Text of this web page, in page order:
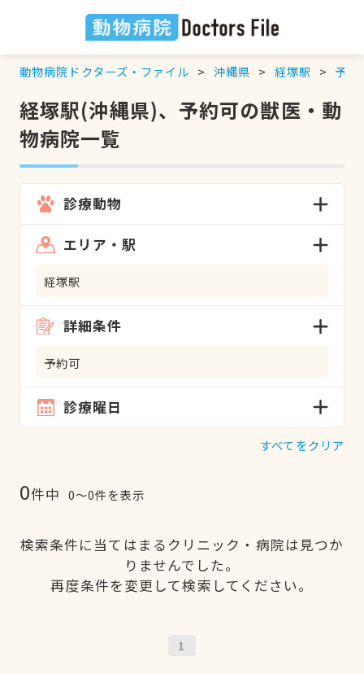
動物病院ドクターズ・ファイル 沖縄県 経塚駅 予約
経塚駅(沖縄県)、予約可の獣医・動
物病院一覧
診療動物
エリア・駅
経塚駅
詳細条件
予約可
診療曜日
すべてをクリア
0件中 0〜0件を表示
検索条件に当てはまるクリニック・病院は見つか
りませんでした。
再度条件を変更して検索してください。
1